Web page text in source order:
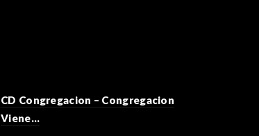
CD Congregacion – Congregacion
Viene…